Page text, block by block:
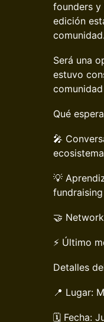
founders y
edición
comunidad.
Será una
estuvo
Qué
🎤
💡
🤝
⚡ Último
Detalles
📍 Lugar:
🗓️ Fecha: